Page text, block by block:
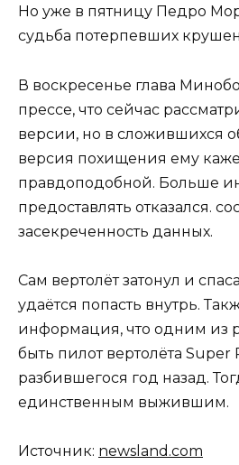
Но уже в пятницу Педро
судьба потерпевших
В воскресенье глава
прессе, что сейчас
версии, но в сложившихся
версия похищения ему
правдоподобной. Больше
предоставлять отказался.
засекреченность данных.
Сам вертолёт затонул и
удаётся попасть внутрь.
информация, что одним из
быть пилот вертолёта Super
разбившегося год назад.
единственным выжившим.
Источник: newsland.com